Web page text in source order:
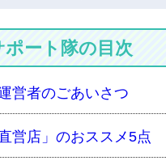
ート隊の目次
営者のごあいさつ
営店」のおススメ5点